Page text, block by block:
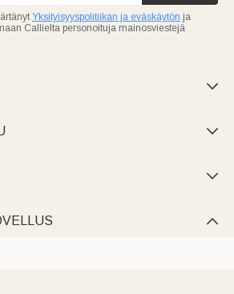
Yksityisyyspolitiikan ja eväskäytön ja
Callielta personoituja mainosviestejä



